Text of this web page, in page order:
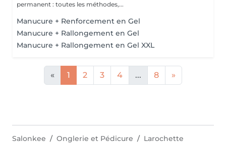
permanent : toutes les méthodes,...
Manucure + Renforcement en Gel
Manucure + Rallongement en Gel
Manucure + Rallongement en Gel XXL
« 1 2 3 4 ... 8 »
Salonkee Onglerie et Pédicure
Larochette